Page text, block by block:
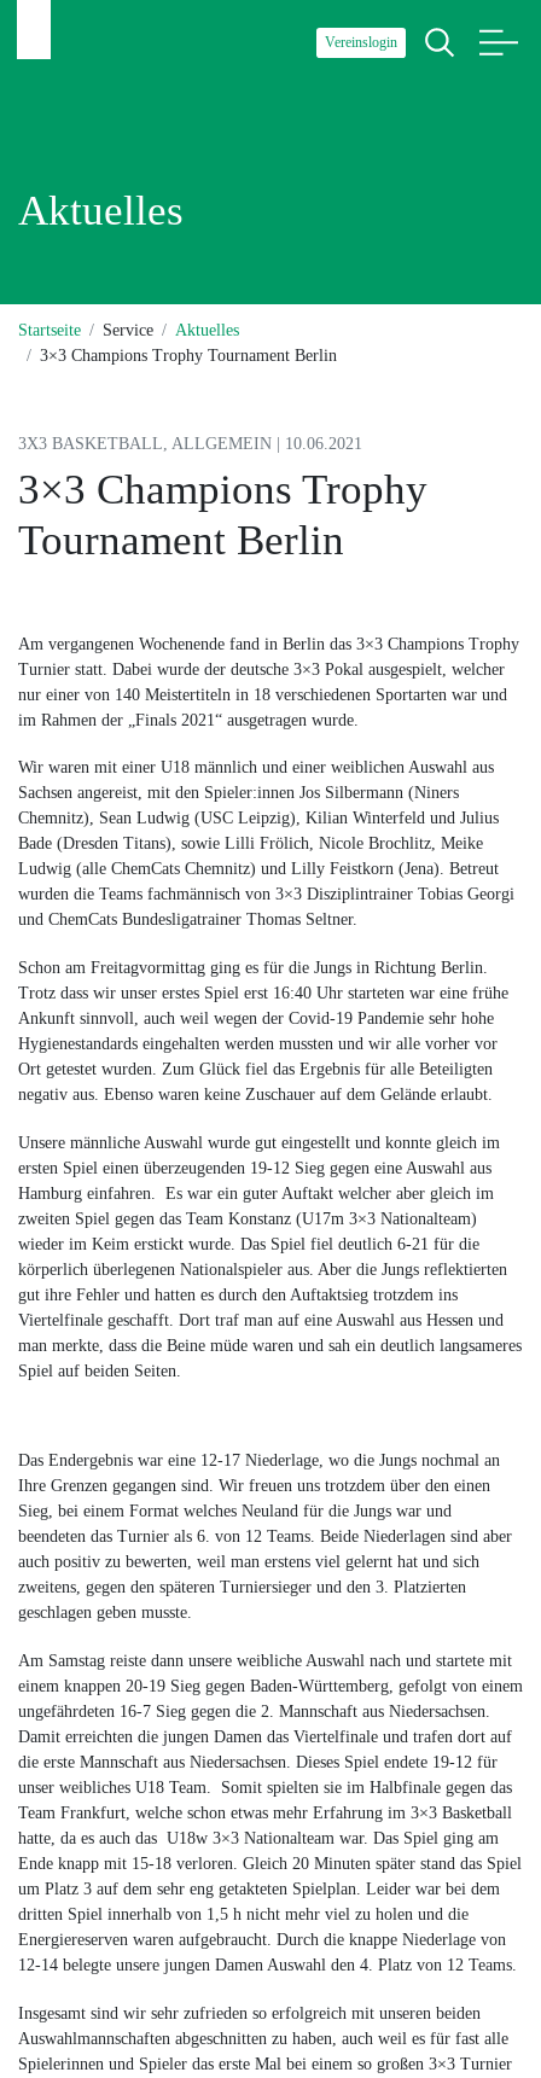
Vereinslogin
Aktuelles
Startseite Service
Aktuelles
3×3 Champions Trophy Tournament Berlin
3X3 BASKETBALL, ALLGEMEIN | 10.06.2021
3×3 Champions Trophy
Tournament Berlin
Am vergangenen Wochenende fand in Berlin das 3×3 Champions Trophy
Turnier statt. Dabei wurde der deutsche 3×3 Pokal ausgespielt, welcher
nur einer von 140 Meistertiteln in 18 verschiedenen Sportarten war und
im Rahmen der „Finals 2021“ ausgetragen wurde.
Wir waren mit einer U18 männlich und einer weiblichen Auswahl aus
Sachsen angereist, mit den Spieler:innen Jos Silbermann (Niners
Chemnitz), Sean Ludwig (USC Leipzig), Kilian Winterfeld und Julius
Bade (Dresden Titans), sowie Lilli Frölich, Nicole Brochlitz, Meike
Ludwig (alle ChemCats Chemnitz) und Lilly Feistkorn (Jena). Betreut
wurden die Teams fachmännisch von 3×3 Disziplintrainer Tobias Georgi
und ChemCats Bundesligatrainer Thomas Seltner.
Schon am Freitagvormittag ging es für die Jungs in Richtung Berlin.
Trotz dass wir unser erstes Spiel erst 16:40 Uhr starteten war eine frühe
Ankunft sinnvoll, auch weil wegen der Covid-19 Pandemie sehr hohe
Hygienestandards eingehalten werden mussten und wir alle vorher vor
Ort getestet wurden. Zum Glück fiel das Ergebnis für alle Beteiligten
negativ aus. Ebenso waren keine Zuschauer auf dem Gelände erlaubt.
Unsere männliche Auswahl wurde gut eingestellt und konnte gleich im
ersten Spiel einen überzeugenden 19-12 Sieg gegen eine Auswahl aus
Hamburg einfahren. Es war ein guter Auftakt welcher aber gleich im
zweiten Spiel gegen das Team Konstanz (U17m 3×3 Nationalteam)
wieder im Keim erstickt wurde. Das Spiel fiel deutlich 6-21 für die
körperlich überlegenen Nationalspieler aus. Aber die Jungs reflektierten
gut ihre Fehler und hatten es durch den Auftaktsieg trotzdem ins
Viertelfinale geschafft. Dort traf man auf eine Auswahl aus Hessen und
man merkte, dass die Beine müde waren und sah ein deutlich langsameres
Spiel auf beiden Seiten.
Das Endergebnis war eine 12-17 Niederlage, wo die Jungs nochmal an
Ihre Grenzen gegangen sind. Wir freuen uns trotzdem über den einen
Sieg, bei einem Format welches Neuland für die Jungs war und
beendeten das Turnier als 6. von 12 Teams. Beide Niederlagen sind aber
auch positiv zu bewerten, weil man erstens viel gelernt hat und sich
zweitens, gegen den späteren Turniersieger und den 3. Platzierten
geschlagen geben musste.
Am Samstag reiste dann unsere weibliche Auswahl nach und startete mit
einem knappen 20-19 Sieg gegen Baden-Württemberg, gefolgt von einem
ungefährdeten 16-7 Sieg gegen die 2. Mannschaft aus Niedersachsen.
Damit erreichten die jungen Damen das Viertelfinale und trafen dort auf
die erste Mannschaft aus Niedersachsen. Dieses Spiel endete 19-12 für
unser weibliches U18 Team. Somit spielten sie im Halbfinale gegen das
Team Frankfurt, welche schon etwas mehr Erfahrung im 3×3 Basketball
hatte, da es auch das U18w 3×3 Nationalteam war. Das Spiel ging am
Ende knapp mit 15-18 verloren. Gleich 20 Minuten später stand das Spiel
um Platz 3 auf dem sehr eng getakteten Spielplan. Leider war bei dem
dritten Spiel innerhalb von 1,5 h nicht mehr viel zu holen und die
Energiereserven waren aufgebraucht. Durch die knappe Niederlage von
12-14 belegte unsere jungen Damen Auswahl den 4. Platz von 12 Teams.
Insgesamt sind wir sehr zufrieden so erfolgreich mit unseren beiden
Auswahlmannschaften abgeschnitten zu haben, auch weil es für fast alle
Spielerinnen und Spieler das erste Mal bei einem so großen 3×3 Turnier